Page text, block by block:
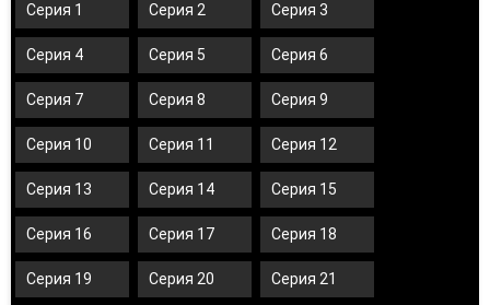
Серия 1 Серия 2 Серия 3
Серия 4 Серия 5 Серия 6
Серия 7 Серия 8 Серия 9
Серия 10 Серия 11 Серия 12
Серия 13 Серия 14 Серия 15
Серия 16 Серия 17 Серия 18
Серия 19 Серия 20 Серия 21